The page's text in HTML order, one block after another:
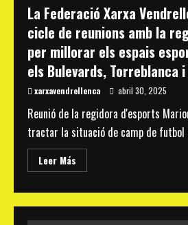
La Federació Xarxa
cicle de reunions amb la
per millorar els espais
els Bulevards, Torreblanca
xarxavendrellenca abril 30, 2025
Reunió de la regidora d'esports
tractar la situació de camp de futbol
Leer Más
more
Xarxa
Vendrellenca